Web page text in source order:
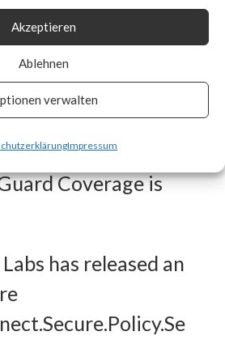
Akzeptieren
Ablehnen
verwalten
Impressum
Labs strongly
users to apply
as they are
and track vendor
Coverage is
has released an